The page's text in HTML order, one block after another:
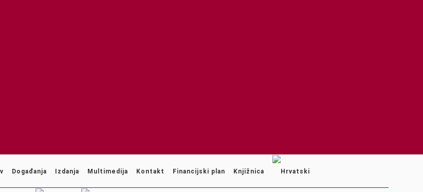
Događanja Izdanja Multimedija Kontakt Financijski plan Knjižnica